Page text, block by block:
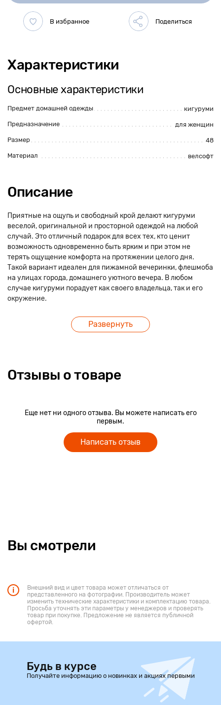
Характеристики
Основные характеристики
Предмет домашней одежды кигуруми
Предназначение для женщин
Размер 48
Материал велсофт
Описание
Приятные на ощупь и свободный крой делают кигуруми
веселой, оригинальной и просторной одеждой на любой
случай. Это отличный подарок для всех тех, кто ценит
возможность одновременно быть ярким и при этом не
терять ощущение комфорта на протяжении целого дня.
Такой вариант идеален для пижамной вечеринки, флешмоба
на улицах города, домашнего уютного вечера. В любом
случае кигуруми порадует как своего владельца, так и его
окружение.
Развернуть
Отзывы о товаре
Еще нет ни одного отзыва. Вы можете написать его
первым.
Написать отзыв
Вы смотрели
Внешний вид и цвет товара может отличаться от
представленного на фотографии. Производитель может
изменить технические характеристики и комплектацию товара.
Просьба уточнять эти параметры у менеджеров и проверять
товар при покупке. Предложение не является публичной
офертой.
Будь в курсе
Получайте информацию о новинках и акциях первыми